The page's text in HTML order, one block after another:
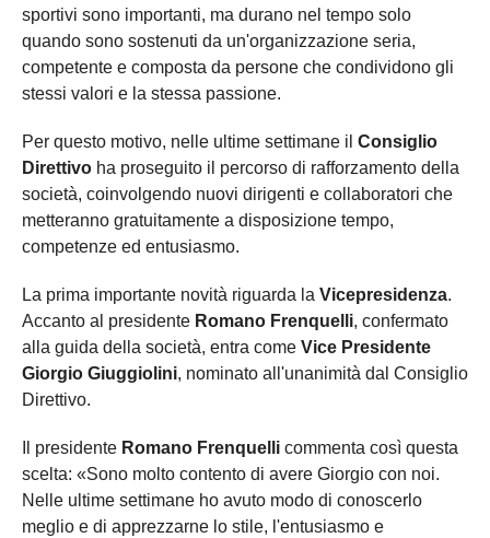
sportivi sono importanti, ma durano nel tempo solo
quando sono sostenuti da un'organizzazione seria,
competente e composta da persone che condividono gli
stessi valori e la stessa passione.
Per questo motivo, nelle ultime settimane il Consiglio
Direttivo ha proseguito il percorso di rafforzamento della
società, coinvolgendo nuovi dirigenti e collaboratori che
metteranno gratuitamente a disposizione tempo,
competenze ed entusiasmo.
La prima importante novità riguarda la Vicepresidenza.
Accanto al presidente Romano Frenquelli, confermato
alla guida della società, entra come Vice Presidente
Giorgio Giuggiolini, nominato all'unanimità dal Consiglio
Direttivo.
Il presidente Romano Frenquelli commenta così questa
scelta: «Sono molto contento di avere Giorgio con noi.
Nelle ultime settimane ho avuto modo di conoscerlo
meglio e di apprezzarne lo stile, l'entusiasmo e